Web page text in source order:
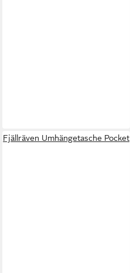
Fjällräven Umhängetasche Pocket